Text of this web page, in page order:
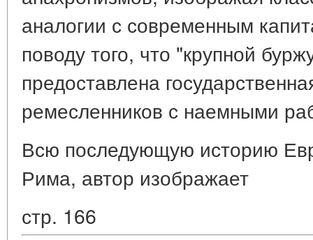
аналогии с современным
поводу того, что "крупной
предоставлена
ремесленников с наемными
Всю последующую историю
Рима, автор изображает
стр. 166